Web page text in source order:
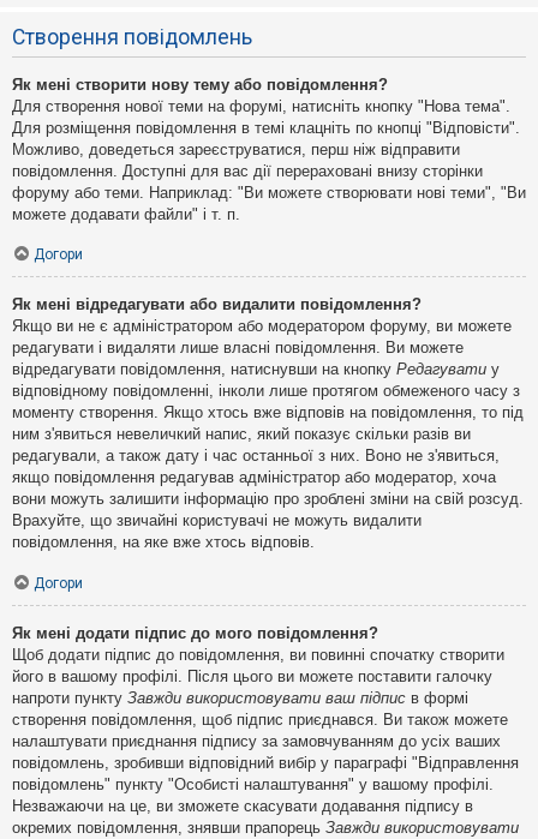
Створення повідомлень
Як мені створити нову тему або повідомлення?
Для створення нової теми на форумі, натисніть кнопку "Нова тема".
Для розміщення повідомлення в темі клацніть по кнопці "Відповісти".
Можливо, доведеться зареєструватися, перш ніж відправити
повідомлення. Доступні для вас дії перераховані внизу сторінки
форуму або теми. Наприклад: "Ви можете створювати нові теми", "Ви
можете додавати файли" і т. п.
Догори
Як мені відредагувати або видалити повідомлення?
Якщо ви не є адміністратором або модератором форуму, ви можете
редагувати і видаляти лише власні повідомлення. Ви можете
відредагувати повідомлення, натиснувши на кнопку Редагувати у
відповідному повідомленні, інколи лише протягом обмеженого часу з
моменту створення. Якщо хтось вже відповів на повідомлення, то під
ним з'явиться невеличкий напис, який показує скільки разів ви
редагували, а також дату і час останньої з них. Воно не з'явиться,
якщо повідомлення редагував адміністратор або модератор, хоча
вони можуть залишити інформацію про зроблені зміни на свій розсуд.
Врахуйте, що звичайні користувачі не можуть видалити
повідомлення, на яке вже хтось відповів.
Догори
Як мені додати підпис до мого повідомлення?
Щоб додати підпис до повідомлення, ви повинні спочатку створити
його в вашому профілі. Після цього ви можете поставити галочку
напроти пункту Завжди використовувати ваш підпис в формі
створення повідомлення, щоб підпис приєднався. Ви також можете
налаштувати приєднання підпису за замовчуванням до усіх ваших
повідомлень, зробивши відповідний вибір у параграфі "Відправлення
повідомлень" пункту "Особисті налаштування" у вашому профілі.
Незважаючи на це, ви зможете скасувати додавання підпису в
окремих повідомлення, знявши прапорець Завжди використовувати